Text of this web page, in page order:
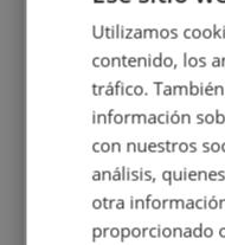
Muy buena
mucho en
Madalina
Inglés, Lengua
Utilizamos
contenido, los
tráfico.
información
con nuestros
análisis,
otra
proporcionado